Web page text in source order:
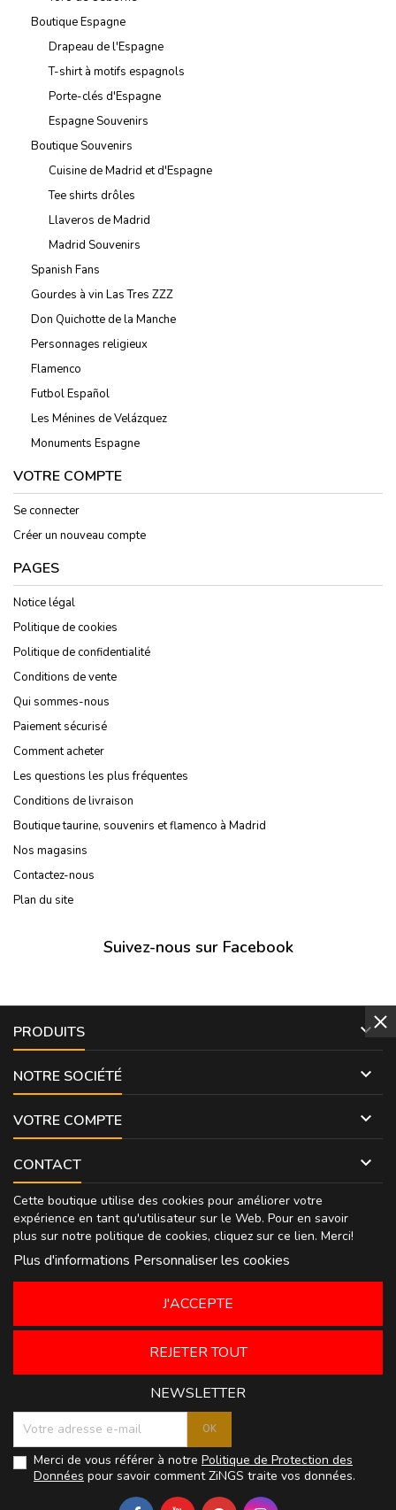
Boutique Espagne
Drapeau de l'Espagne
T-shirt à motifs espagnols
Porte-clés d'Espagne
Espagne Souvenirs
Boutique Souvenirs
Cuisine de Madrid et d'Espagne
Tee shirts drôles
Llaveros de Madrid
Madrid Souvenirs
Spanish Fans
Gourdes à vin Las Tres ZZZ
Don Quichotte de la Manche
Personnages religieux
Flamenco
Futbol Español
Les Ménines de Velázquez
Monuments Espagne
VOTRE COMPTE
Se connecter
Créer un nouveau compte
PAGES
Notice légal
Politique de cookies
Politique de confidentialité
Conditions de vente
Qui sommes-nous
Paiement sécurisé
Comment acheter
Les questions les plus fréquentes
Conditions de livraison
Boutique taurine, souvenirs et flamenco à Madrid
Nos magasins
Contactez-nous
Plan du site
Suivez-nous sur Facebook
PRODUITS 
NOTRE SOCIÉTÉ 
VOTRE COMPTE 
CONTACT 
Cette boutique utilise des cookies pour améliorer votre
expérience en tant qu'utilisateur sur le Web. Pour en savoir
plus sur notre politique de cookies, cliquez sur ce lien. Merci!
Plus d'informations Personnaliser les cookies
REJETER TOUT
J'ACCEPTE
NEWSLETTER
Merci de vous référer à notre Politique de Protection des
Données pour savoir comment ZiNGS traite vos données.